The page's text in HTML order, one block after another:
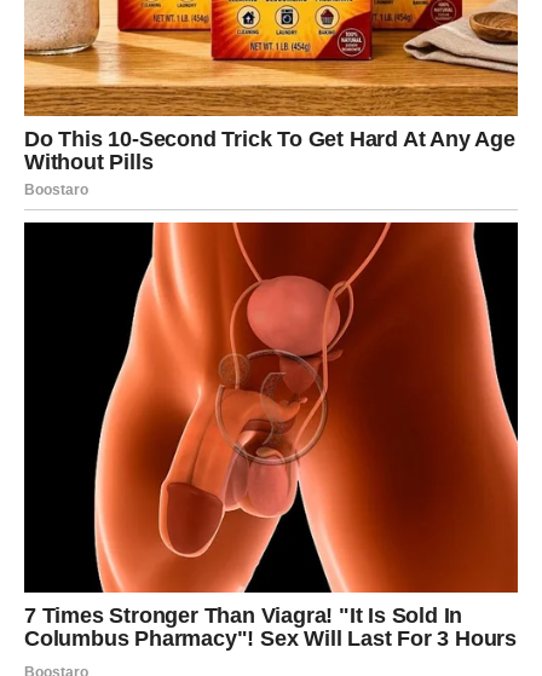
Lavovima dolazi velika poslovna prilika, ali i upozorenje
da ne vjeruju svima bez razmišljanja.
Neko iz vašeg okruženja možda ne govori cijelu istinu.
Oprez vam sada donosi pobjedu
Pred vama su veoma snažni trenuci.
DJEVICA
Pred vama su dani tokom kojih ćete konačno jasno vidjeti
kome možete vjerovati.
Jedna osoba sada pokazuje svoje pravo lice i donosi vam
važnu lekciju.
Intuicija vam otkriva sve
Pred vama su veoma posebni trenuci.